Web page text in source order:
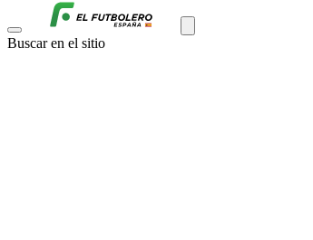
Buscar en el sitio